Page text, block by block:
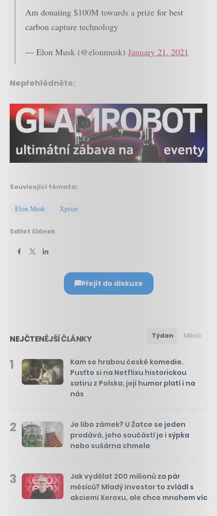
Am donating $100M towards a prize for best
carbon capture technology
— Elon Musk (@elonmusk) January 21, 2021
Nepřehlédněte:
Související témata:
Elon Musk Xprize
Sdílet článek
Přejít do diskuze
NEJČTENĚJŠÍ ČLÁNKY Týden Měsíc
1
Kam se hrabou české komedie.
Pusťte si na Netflixu historickou
satiru z Polska, její humor platí i na
nás
2
Je libo zámek? U Žatce se jeden
prodává, jeho součástí je i sýpka
nebo sušárna chmele
3
Jak vydělat 200 milionů za pár
měsíců? Mladý investor to zvládl s
akciemi Xeroxu, ale chce mnohem víc